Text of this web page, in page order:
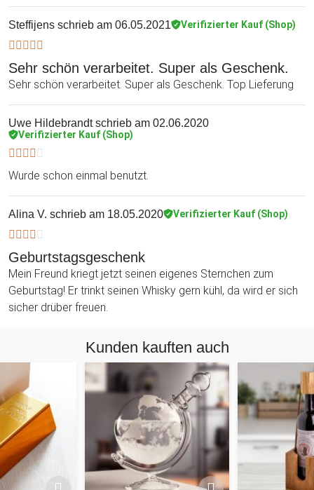
Steffijens schrieb am 06.05.2021 Verifizierter Kauf (Shop)
Sehr schön verarbeitet. Super als Geschenk.
Sehr schön verarbeitet. Super als Geschenk. Top Lieferung
Uwe Hildebrandtschrieb am 02.06.2020
Verifizierter Kauf (Shop)
Wurde schon einmal benutzt.
Alina V. schrieb am 18.05.2020 Verifizierter Kauf (Shop)
Geburtstagsgeschenk
Mein Freund kriegt jetzt seinen eigenes Sternchen zum
Geburtstag! Er trinkt seinen Whisky gern kühl, da wird er sich
sicher drüber freuen.
Kunden kauften auch